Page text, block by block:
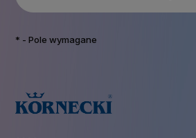
* - Pole wymagane